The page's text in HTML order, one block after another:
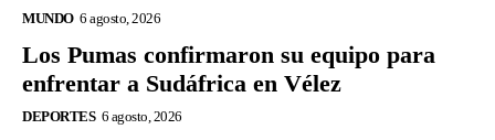
MUNDO 6 agosto, 2026
Los Pumas confirmaron su equipo para
enfrentar a Sudáfrica en Vélez
DEPORTES 6 agosto, 2026